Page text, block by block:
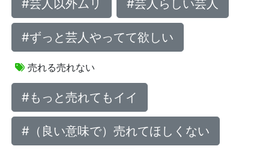
#芸人以外ムリ #芸人らしい芸人
#ずっと芸人やってて欲しい
売れる売れない
#もっと売れてもイイ
#（良い意味で）売れてほしくない